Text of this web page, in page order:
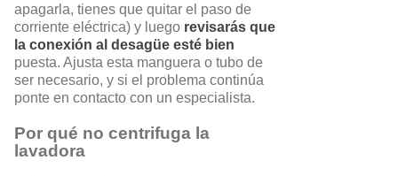
apagarla, tienes que quitar el paso de
corriente eléctrica) y luego revisarás que
la conexión al desagüe esté bien
puesta. Ajusta esta manguera o tubo de
ser necesario, y si el problema continúa
ponte en contacto con un especialista.
Por qué no centrifuga la
lavadora